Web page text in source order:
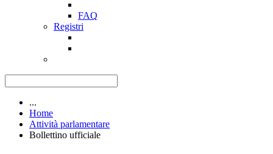
FAQ
Registri
...
Home
Attività parlamentare
Bollettino ufficiale